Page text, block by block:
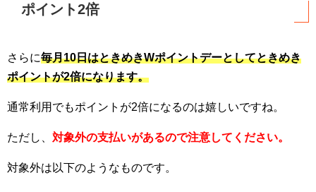
ポイント2倍
さらに毎月10日はときめきWポイントデーとしてときめき
ポイントが2倍になります。
通常利用でもポイントが2倍になるのは嬉しいですね。
ただし、 対象外の支払いがあるので注意してください。
対象外は以下のようなものです。